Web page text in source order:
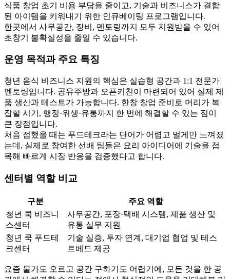
식품 창업 초기 비용 부담을 줄이고, 기술과 비즈니스가 결합
된 아이템을 키워내기 위한 인큐베이팅 프로그램입니다.
한곳에서 사무공간, 장비, 멘토링까지 모두 지원받을 수 있어
초창기 불확실성을 줄일 수 있습니다.
운영 목적과 주요 특징
청년 음식 비즈니스 지원의 핵심은 실습형 공간과 1:1 전문가
멘토링입니다. 공유주방과 오픈키친이 마련되어 있어 실제 제
품 생산과 테스트가 가능합니다. 한창 창업 준비로 머리가 복
잡할 시기, 행정·위생·유통까지 한 번에 해결할 수 있는 점이
큰 장점입니다.
처음 접했을 때는 푸드테크라는 단어가 어렵고 멀게만 느껴졌
는데, 실제로 참여한 선배 팀들은 요리 아이디어에 기술을 접
목해 빠르게 시장 반응을 검증했다고 합니다.
센터별 역할 비교
구분
주요 역할
청년 쿡 비즈니
스센터
사무공간, 포장·택배 시스템, 제품 생산 및
유통 실무 지원
청년 쿡 푸드테
크센터
기술 실증, 투자 연계, 대기업 협업 및 테스
트베드 제공
요즘 물가도 오르고 공간 구하기도 어렵기에, 모든 것을 한 공